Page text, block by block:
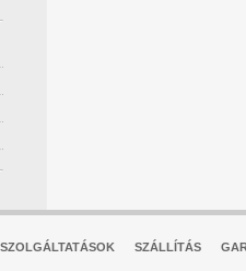
SZÁLLÍTÁS